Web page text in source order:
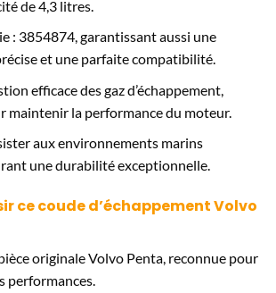
de 4,3 litres.
: 3854874, garantissant aussi une
et une parfaite compatibilité.
efficace des gaz d’échappement,
maintenir la performance du moteur.
aux environnements marins
une durabilité exceptionnelle.
ce coude d’échappement Volvo
originale Volvo Penta, reconnue pour
performances.